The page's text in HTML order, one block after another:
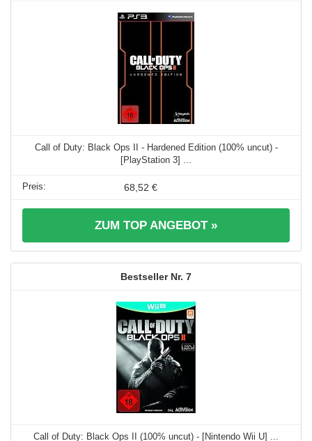
Call of Duty: Black Ops II - Hardened Edition (100% uncut) -
[PlayStation 3] ...
68,52 €
ZUM TOP ANGEBOT »
7
Call of Duty: Black Ops II (100% uncut) - [Nintendo Wii U] ...